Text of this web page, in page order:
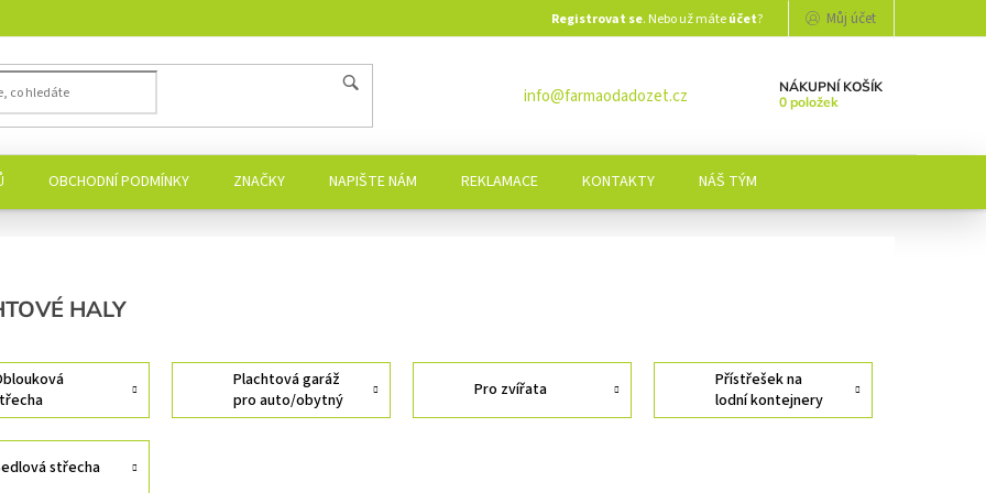
Registrovat se. Nebo už máteúčet? Můj účet
info@farmaodadozet.cz
NÁKUPNÍ KOŠÍK
0 položek
OBCHODNÍ PODMÍNKY ZNAČKY NAPIŠTE NÁM REKLAMACE KONTAKTY NÁŠ TÝM
HALY
Plachtová garáž
pro auto/obytný
vůz/bus
Pro zvířata
Přístřešek na
lodní kontejnery
střecha